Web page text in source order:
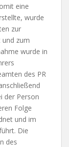
eine
wurde
zur
und zum
wurde in
des PR
der Person
Folge
und im
Die
des